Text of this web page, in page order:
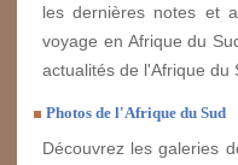
les dernières notes et
voyage en Afrique du
actualités de l'Afrique du
Photos de l'Afrique du Sud
Découvrez les galeries